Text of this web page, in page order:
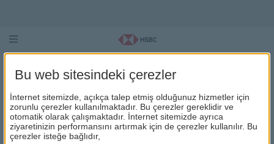
ARAMA
Lütfen aramak istediğiniz terimleri girip "Ara" butonuna
tıklayınız.
Bu web sitesindeki çerezler
İnternet sitemizde, açıkça talep etmiş olduğunuz hizmetler için
zorunlu çerezler kullanılmaktadır. Bu çerezler gereklidir ve
otomatik olarak çalışmaktadır. İnternet sitemizde ayrıca
ziyaretinizin performansını artırmak için de çerezler kullanılır. Bu
çerezler isteğe bağlıdır,